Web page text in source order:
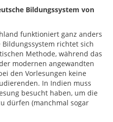
Bildungssystem von
funktioniert ganz anders
richtet sich
Methode, während das
modernen angewandten
den Vorlesungen keine
In Indien muss
besucht haben, um die
dürfen (manchmal sogar